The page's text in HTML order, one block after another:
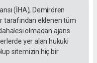
(İHA), Demirören
tarafından eklenen tüm
olmadan ajans
yer alan hukuki
sitemizin hiç bir